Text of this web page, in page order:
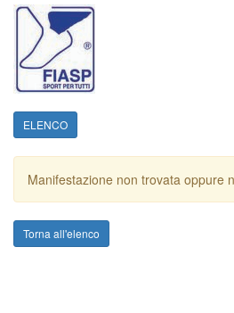
ELENCO
Manifestazione non trovata oppure
Torna all'elenco